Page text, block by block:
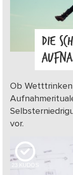
DIE
Ob
vor.
23 KUDOS